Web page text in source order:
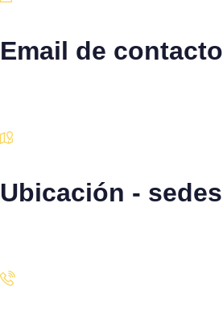
Email de contacto
Ubicación - sedes